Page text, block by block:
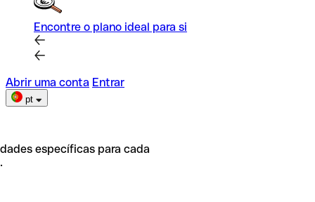
Encontre o plano ideal para si
Abrir uma conta Entrar
pt
específicas para cada